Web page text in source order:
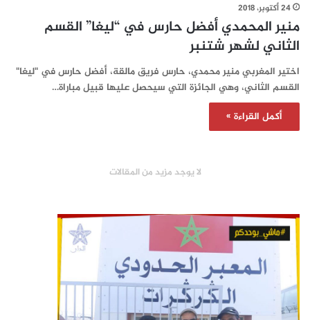
24 أكتوبر، 2018
منير المحمدي أفضل حارس في “ليغا” القسم
الثاني لشهر شتنبر
اختير المغربي منير محمدي، حارس فريق مالقة، أفضل حارس في "ليغا"
القسم الثاني، وهي الجائزة التي سيحصل عليها قبيل مباراة…
أكمل القراءة »
لا يوجد مزيد من المقالات